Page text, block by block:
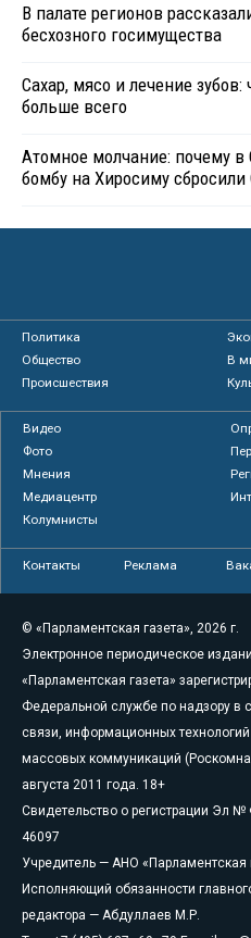
В палате регионов
бесхозного госимущества
Сахар, мясо и лечение
больше всего
Атомное молчание: почему
бомбу на Хиросиму
Политика
Общество
В
Происшествия
Видео
Фото
Мнения
Медиацентр
Колумнисты
Контакты Реклама
© «Парламентская газета», 2026 г.
Электронное периодическое
«Парламентская газета»
Федеральной службе по надзору в
связи, информационных технологий
массовых коммуникаций
августа 2011 года. 18+
Свидетельство о регистрации Эл
46097
Учредитель — АНО «Парламентская
Исполняющий обязанности
редактора — Абдуллаев М.Р.